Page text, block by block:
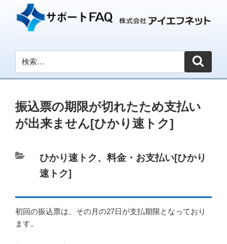
振込票の期限が切れたため支払い
が出来ません[ひかり速トク]
カ
テ
ひかり速トク、 料金・お支払い[ひかり
速トク]
初回の振込票は、その月の27日が支払期限となっており
ます。